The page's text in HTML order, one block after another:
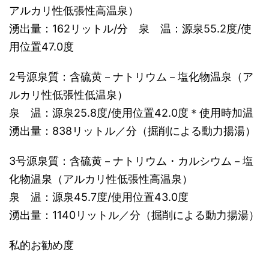
アルカリ性低張性高温泉）
湧出量：162リットル/分 泉 温：源泉55.2度/使
用位置47.0度
2号源泉質：含硫黄－ナトリウム－塩化物温泉（ア
ルカリ性低張性低温泉）
泉 温：源泉25.8度/使用位置42.0度＊使用時加温
湧出量：838リットル／分（掘削による動力揚湯）
3号源泉質：含硫黄－ナトリウム・カルシウム－塩
化物温泉（アルカリ性低張性高温泉）
泉 温：源泉45.7度/使用位置43.0度
湧出量：1140リットル／分（掘削による動力揚湯）
私的お勧め度